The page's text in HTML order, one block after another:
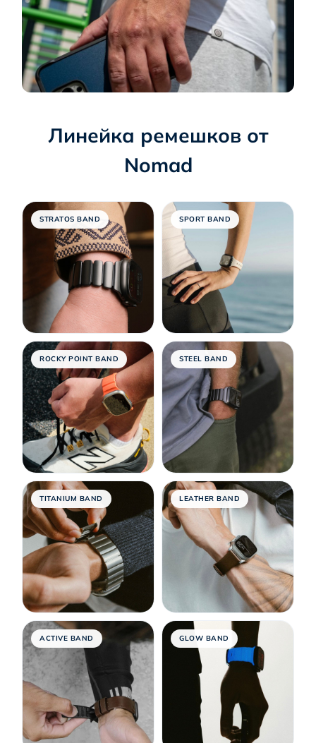
Линейка ремешков от
Nomad
STRATOS BAND SPORT BAND
ROCKY POINT BAND STEEL BAND
TITANIUM BAND LEATHER BAND
ACTIVE BAND GLOW BAND